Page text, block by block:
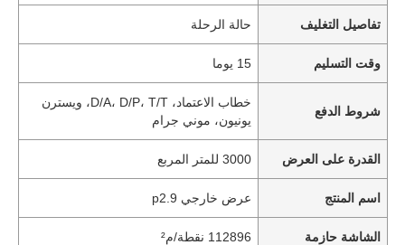
تفاصيل التغليف حالة الرحلة
وقت التسليم 15 يوما
شروط الدفع
خطاب الاعتماد، D/A، D/P، T/T، ويسترن
يونيون، موني جرام
القدرة على العرض 3000 للمتر المربع
اسم المنتج عرض خارجي p2.9
الشاشة حازمة 112896 نقطة/م²